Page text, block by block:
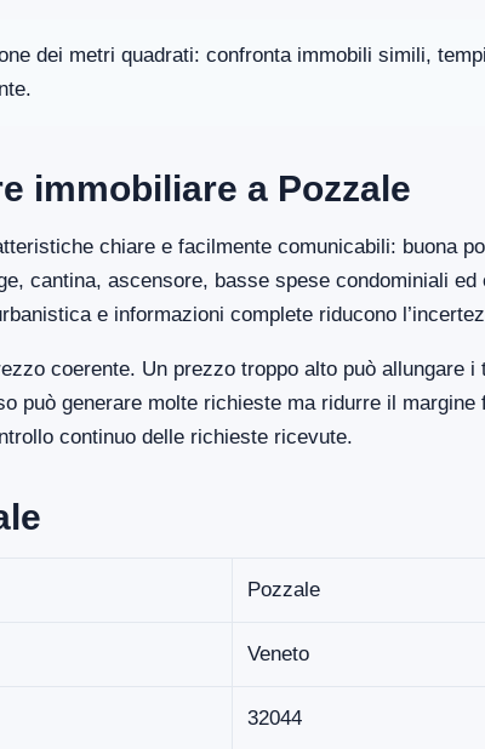
dei metri quadrati: confronta immobili simili,
immobiliare a Pozzale
chiare e facilmente comunicabili: buona
cantina, ascensore, basse spese condominiali
e informazioni complete riducono
coerente. Un prezzo troppo alto può allungare
può generare molte richieste ma ridurre il
continuo delle richieste ricevute.
Pozzale
Veneto
32044